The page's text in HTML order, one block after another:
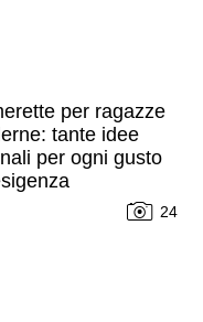
per ragazze
tante idee
per ogni gusto
24